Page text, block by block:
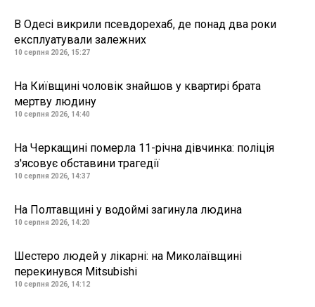
В Одесі викрили псевдорехаб, де понад два роки
експлуатували залежних
10 серпня 2026, 15:27
На Київщині чоловік знайшов у квартирі брата
мертву людину
10 серпня 2026, 14:40
На Черкащині померла 11-річна дівчинка: поліція
з'ясовує обставини трагедії
10 серпня 2026, 14:37
На Полтавщині у водоймі загинула людина
10 серпня 2026, 14:20
Шестеро людей у лікарні: на Миколаївщині
перекинувся Mitsubishi
10 серпня 2026, 14:12